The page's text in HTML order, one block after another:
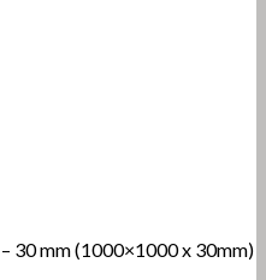
30 mm (1000×1000 x 30mm)